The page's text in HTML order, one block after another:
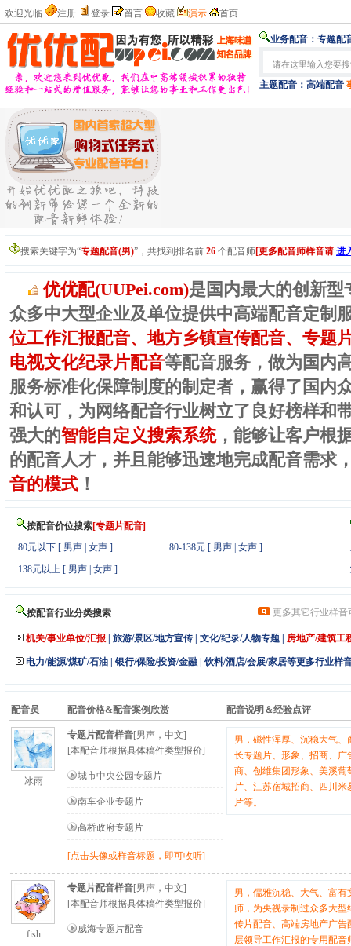
欢迎光临 注册 登录 留言 收藏 演示 首页
业务配音： 专题配
主题配音： 高端配音
搜索关键字为“专题配音(男)”，共找到排名前 26 个配音师[更多配音师样音请 进
优优配(UUPei.com)是国内最大的创新
众多中大型企业及单位提供中高端配音定制
位工作汇报配音、地方乡镇宣传配音、专题
电视文化纪录片配音等配音服务，做为国内
服务标准化保障制度的制定者，赢得了国内
和认可，为网络配音行业树立了良好榜样和
强大的智能自定义搜索系统，能够让客户根
的配音人才，并且能够迅速地完成配音需求
音的模式 ！
按配音价位搜索[专题片配音]
80元以下 [ 男声 女声 ] 80-138元 [ 男声 女声 ]
138元以上 [ 男声 女声 ]
按配音行业分类搜索 更多其它行业样音
机关/事业单位/汇报 旅游/景区/地方宣传 文化/纪录/人物专题 房地产/建筑工
电力/能源/煤矿/石油 银行/保险/投资/金融 饮料/酒店/会展/家居等更多行业样
配音员 配音价格&配音案例欣赏 配音说明＆经验点评
冰雨
专题片配音样音[男声，中文]
[本配音师根据具体稿件类型报价]
城市中央公园专题片
南车企业专题片
高桥政府专题片
[点击头像或样音标题，即可收听]
男，磁性浑厚、沉稳大气
长专题片、形象、招商、广
商、创维集团形象、美溪
片、江苏宿城招商、四川
片等。
fish
专题片配音样音[男声，中文]
[本配音师根据具体稿件类型报价]
威海专题片配音
男，儒雅沉稳、大气、富
师，为央视录制过众多大
传片配音、高端房地产广
层领导工作汇报的专用配